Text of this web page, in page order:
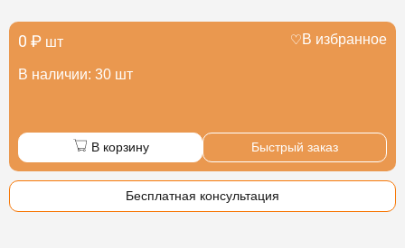
0 ₽ шт
В наличии: 30 шт
В избранное
В корзину Быстрый заказ
Бесплатная консультация